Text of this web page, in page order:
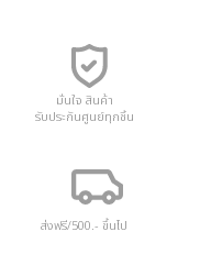
มั่นใจ สินค้า
รับประกันศูนย์ทุกชิ้น
ส่งฟรี/500.- ขึ้นไป